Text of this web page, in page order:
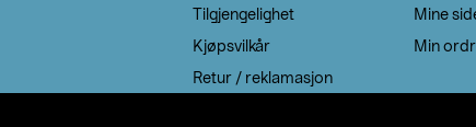
Tilgjengelighet
Kjøpsvilkår
Retur / reklamasjon
Mine
Min